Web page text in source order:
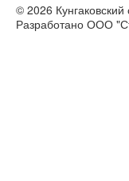
© 2026 Кунгаковский
Разработано ООО